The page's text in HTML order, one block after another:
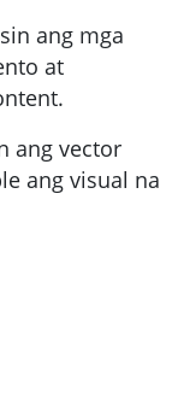
ang mga
at
ang vector
ang visual na